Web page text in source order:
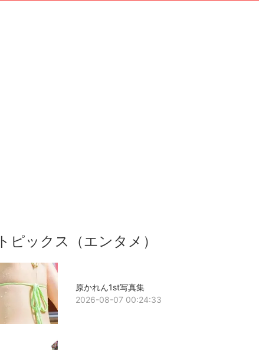
トピックス（エンタメ）
原かれん1st写真集
2026-08-07 00:24:33